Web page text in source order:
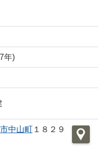
年)
中山町１８２９